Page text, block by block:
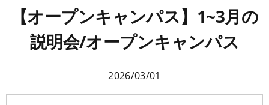
在校生の声
スタッフ紹介
新着情報
【オープンキャンパス】1~3月の
説明会/オープンキャンパス
2026/03/01